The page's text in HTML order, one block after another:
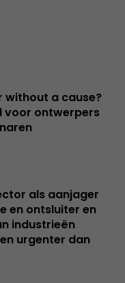
without a cause?
voor ontwerpers
als aanjager
en ontsluiter en
industrieën
urgenter dan